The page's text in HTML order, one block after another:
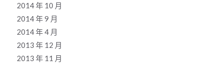
2014 年 10 月
2014 年 9 月
2014 年 4 月
2013 年 12 月
2013 年 11 月